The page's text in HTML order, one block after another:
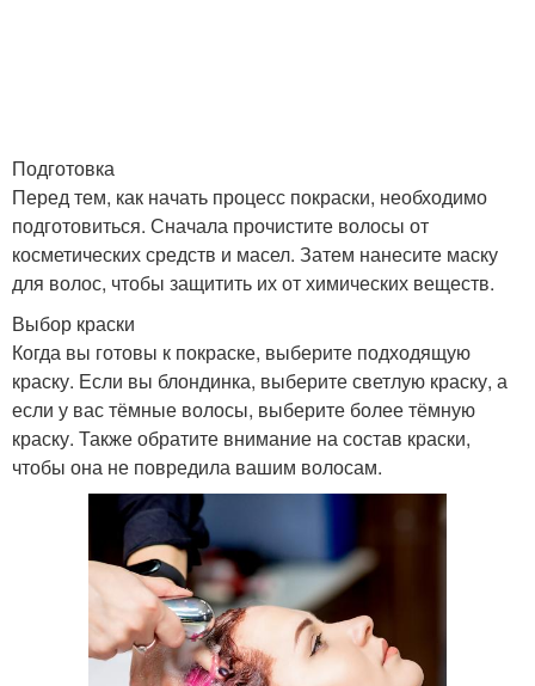
Волосы на холодном
режиме
Волосы от uf-лучей
Здоровые волосы
волосами
Зеленые волосы Желтоватые волосы
Безжизненные волосы
Осветлители для
Подготовка
Перед тем, как начать процесс покраски, необходимо
подготовиться. Сначала прочистите волосы от
косметических средств и масел. Затем нанесите маску
для волос, чтобы защитить их от химических веществ.
Выбор краски
Когда вы готовы к покраске, выберите подходящую
краску. Если вы блондинка, выберите светлую краску, а
если у вас тёмные волосы, выберите более тёмную
краску. Также обратите внимание на состав краски,
чтобы она не повредила вашим волосам.